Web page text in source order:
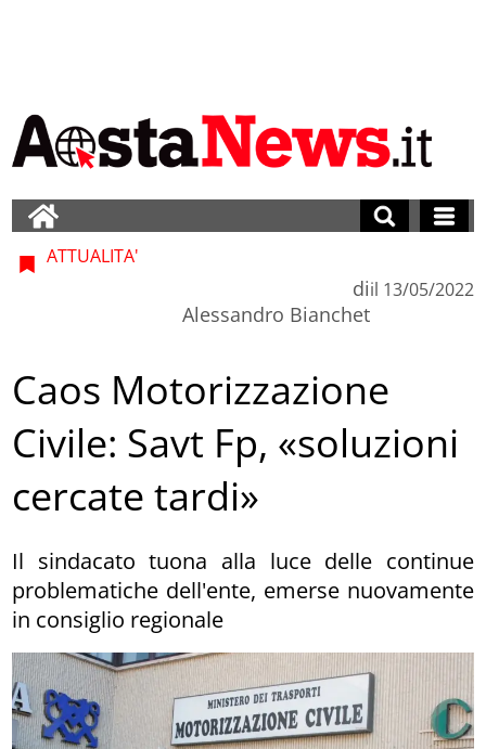
ATTUALITA'
di
Alessandro Bianchet
il 13/05/2022
Caos Motorizzazione
Civile: Savt Fp, «soluzioni
cercate tardi»
Il sindacato tuona alla luce delle continue
problematiche dell'ente, emerse nuovamente
in consiglio regionale